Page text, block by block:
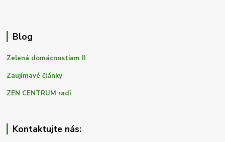
Blog
Zelená domácnostiam II
Zaujímavé články
ZEN CENTRUM radí
Kontaktujte nás: